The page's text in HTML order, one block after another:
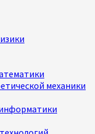
механики